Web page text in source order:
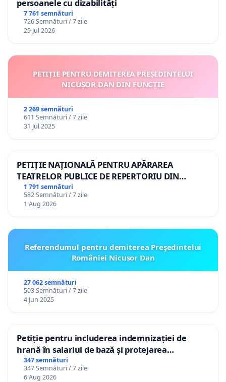
persoanele cu dizabilități
7 761 semnături
726 Semnături / 7 zile
29 Jul 2026
PETIȚIE PENTRU DEMITEREA PREȘEDINTELUI
NICUȘOR DAN DIN FUNCȚIE
2 269 semnături
611 Semnături / 7 zile
31 Jul 2025
PETIȚIE NAȚIONALĂ PENTRU APĂRAREA
TEATRELOR PUBLICE DE REPERTORIU DIN
ROMÂNIA
1 791 semnături
582 Semnături / 7 zile
1 Aug 2026
Referendumul pentru demiterea Preşedintelui
României Nicusor Dan
27 062 semnături
503 Semnături / 7 zile
4 Jun 2025
Petiție pentru includerea indemnizației de
hrană în salariul de bază și protejarea
gradațiilor de vechime pentru asistenții
personali
347 semnături
347 Semnături / 7 zile
6 Aug 2026